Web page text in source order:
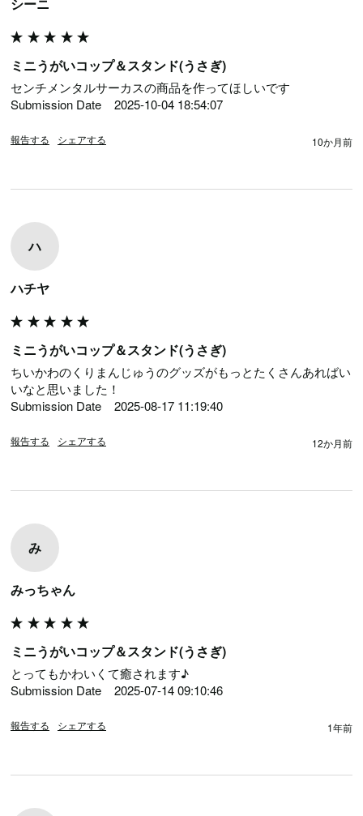
ミニうがいコップ＆スタンド(うさぎ)
センチメンタルサーカスの商品を作ってほしいです
Submission Date	2025-10-04 18:54:07
報告する シェアする 10か月前
ハ
ハチヤ
ミニうがいコップ＆スタンド(うさぎ)
ちいかわのくりまんじゅうのグッズがもっとたくさんあればい
いなと思いました！
Submission Date	2025-08-17 11:19:40
報告する シェアする 12か月前
み
みっちゃん
ミニうがいコップ＆スタンド(うさぎ)
とってもかわいくて癒されます♪
Submission Date	2025-07-14 09:10:46
報告する シェアする 1年前